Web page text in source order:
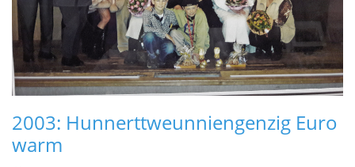
2003: Hunnerttweunniengenzig Euro
warm